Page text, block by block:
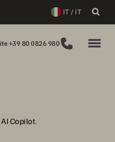
IT / IT
+39 80 0826 980
Copilot.